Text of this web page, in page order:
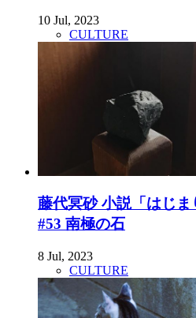
10 Jul, 2023
CULTURE
藤代冥砂 小説「はじ
#53 南極の石
8 Jul, 2023
CULTURE